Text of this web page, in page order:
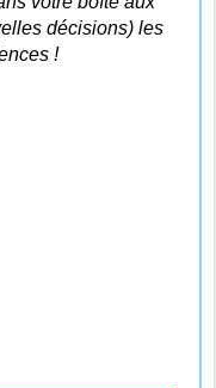
décisions) les
!